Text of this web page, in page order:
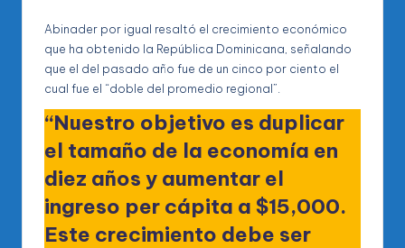
Abinader por igual resaltó el crecimiento económico
que ha obtenido la República Dominicana, señalando
que el del pasado año fue de un cinco por ciento el
cual fue el “doble del promedio regional”.
“Nuestro objetivo es duplicar
el tamaño de la economía en
diez años y aumentar el
ingreso per cápita a $15,000.
Este crecimiento debe ser